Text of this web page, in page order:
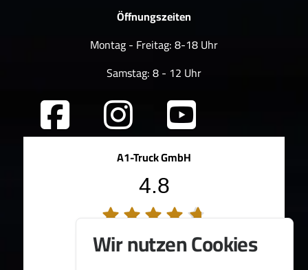
Öffnungszeiten
Montag - Freitag: 8-18 Uhr
Samstag: 8 - 12 Uhr
A1-Truck GmbH
4.8
100% Weiterempfehlungen
Wir nutzen Cookies